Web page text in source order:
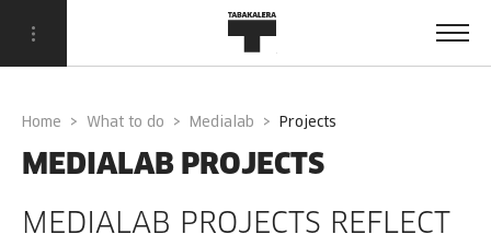
Home What to do Medialab projects
MEDIALAB PROJECTS
MEDIALAB PROJECTS REFLECT